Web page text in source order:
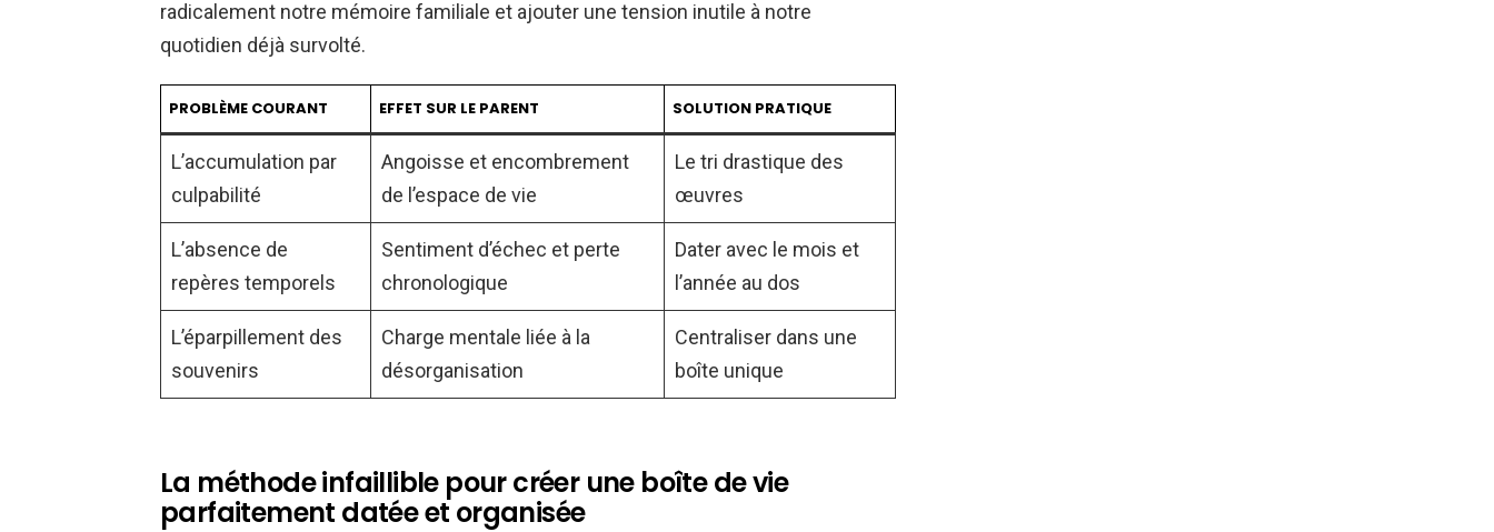
radicalement notre mémoire familiale et ajouter une tension inutile à notre
quotidien déjà survolté.
PROBLÈME COURANT EFFET SUR LE PARENT SOLUTION PRATIQUE
L’accumulation par
culpabilité
Angoisse et encombrement
de l’espace de vie
Le tri drastique des
œuvres
L’absence de
repères temporels
Sentiment d’échec et perte
chronologique
Dater avec le mois et
l’année au dos
L’éparpillement des
souvenirs
Charge mentale liée à la
désorganisation
Centraliser dans une
boîte unique
La méthode infaillible pour créer une boîte de vie
parfaitement datée et organisée